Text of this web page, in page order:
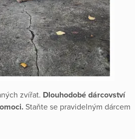
zvířat. Dlouhodobé dárcovství
Staňte se pravidelným dárcem